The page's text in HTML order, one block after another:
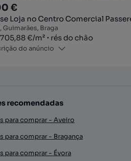
€
Loja no Centro Comercial
Guimarães, Braga
metro quadrado
€/m² rés do chão
do anúncio
recomendadas
para comprar - Aveiro
para comprar - Bragança
para comprar - Évora